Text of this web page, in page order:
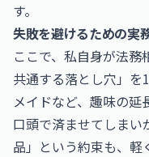
す。
失敗を避けるための実
ここで、私自身が法
共通する落とし穴」を
メイドなど、趣味の延
口頭で済ませてしま
品」という約束も、軽